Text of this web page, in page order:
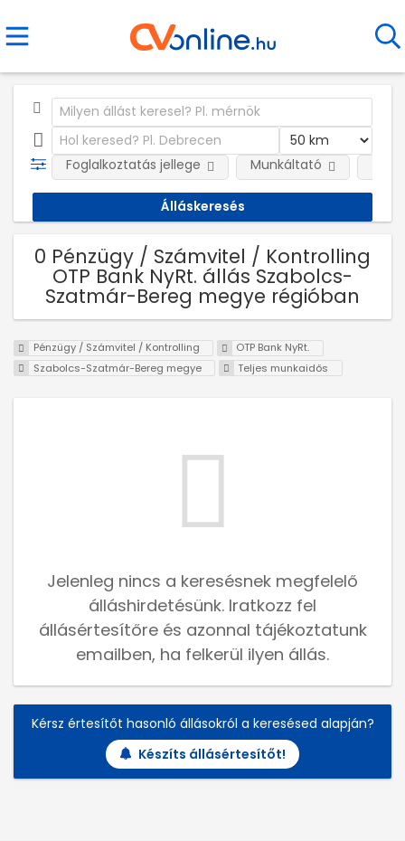
Foglalkoztatás jellege Munkáltató
0 Pénzügy / Számvitel / Kontrolling
OTP Bank NyRt. állás Szabolcs-
Szatmár-Bereg megye régióban
Pénzügy / Számvitel / Kontrolling
OTP Bank NyRt.
Szabolcs-Szatmár-Bereg megye
Teljes munkaidős
Jelenleg nincs a keresésnek megfelelő
álláshirdetésünk. Iratkozz fel
állásértesítőre és azonnal tájékoztatunk
emailben, ha felkerül ilyen állás.
Kérsz értesítőt hasonló állásokról a keresésed alapján?
Készíts állásértesítőt!